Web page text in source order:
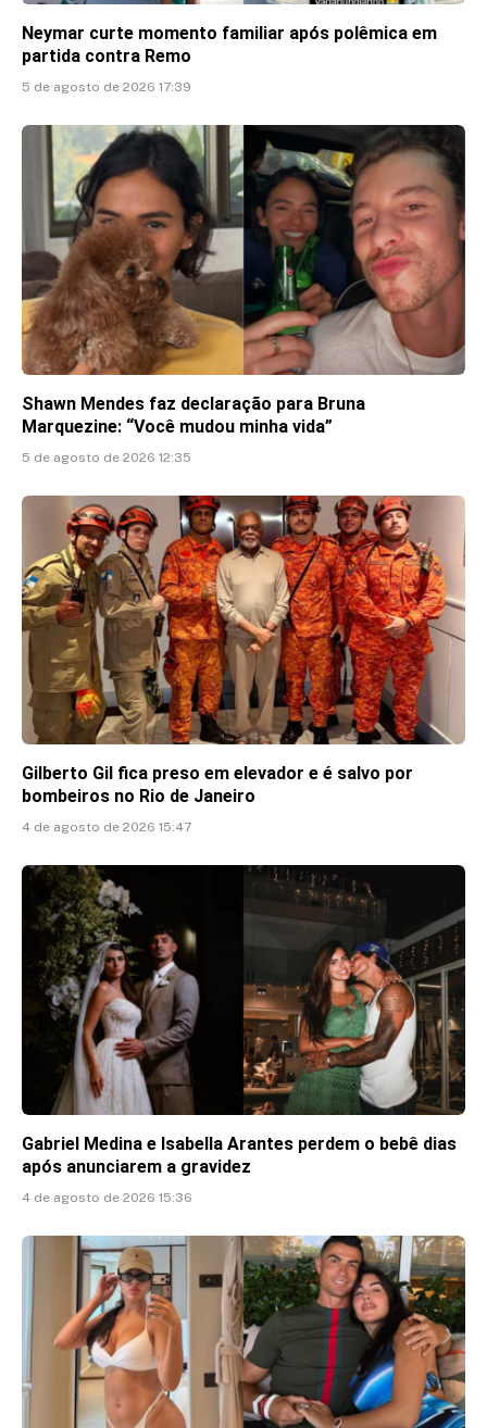
Neymar curte momento familiar após polêmica em
partida contra Remo
5 de agosto de 2026 17:39
Shawn Mendes faz declaração para Bruna
Marquezine: “Você mudou minha vida”
5 de agosto de 2026 12:35
Gilberto Gil fica preso em elevador e é salvo por
bombeiros no Rio de Janeiro
4 de agosto de 2026 15:47
Gabriel Medina e Isabella Arantes perdem o bebê dias
após anunciarem a gravidez
4 de agosto de 2026 15:36